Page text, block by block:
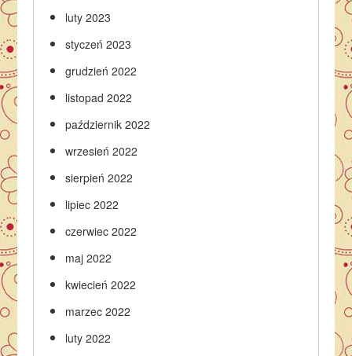
luty 2023
styczeń 2023
grudzień 2022
listopad 2022
październik 2022
wrzesień 2022
sierpień 2022
lipiec 2022
czerwiec 2022
maj 2022
kwiecień 2022
marzec 2022
luty 2022